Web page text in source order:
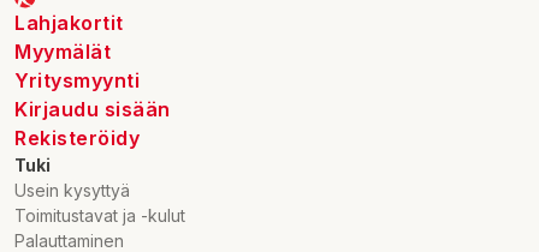
vaatteet ja lasten vaatteet.
Lahjakortit
Myymälät
Yritysmyynti
Kirjaudu sisään
Rekisteröidy
Tuki
Usein kysyttyä
Toimitustavat ja -kulut
Palauttaminen